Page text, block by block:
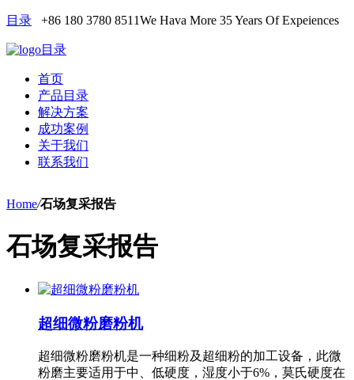
目录 +86 180 3780 8511We Hava More 35 Years Of Expeiences
目录
首页
产品目录
解决方案
成功案例
关于我们
联系我们
Home/石场复采报告
石场复采报告
超细微粉磨粉机
超细微粉磨粉机是一种细粉及超细粉的加工设备，此微
粉磨主要适用于中、低硬度，湿度小于6%，莫氏硬度在